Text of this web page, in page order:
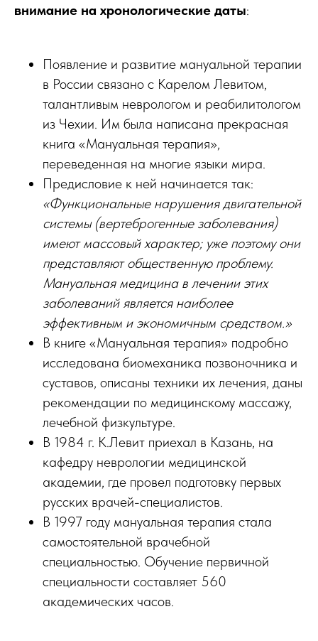
внимание на хронологические даты:
Появление и развитие мануальной терапии
в России связано с Карелом Левитом,
талантливым неврологом и реабилитологом
из Чехии. Им была написана прекрасная
книга «Мануальная терапия»,
переведенная на многие языки мира.
Предисловие к ней начинается так:
«Функциональные нарушения двигательной
системы (вертеброгенные заболевания)
имеют массовый характер; уже поэтому они
представляют общественную проблему.
Мануальная медицина в лечении этих
заболеваний является наиболее
эффективным и экономичным средством.»
В книге «Мануальная терапия» подробно
исследована биомеханика позвоночника и
суставов, описаны техники их лечения, даны
рекомендации по медицинскому массажу,
лечебной физкультуре.
В 1984 г. К.Левит приехал в Казань, на
кафедру неврологии медицинской
академии, где провел подготовку первых
русских врачей-специалистов.
В 1997 году мануальная терапия стала
самостоятельной врачебной
специальностью. Обучение первичной
специальности составляет 560
академических часов.